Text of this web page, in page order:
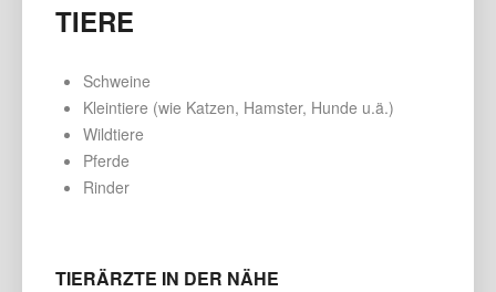
TIERE
Schweine
Kleintiere (wie Katzen, Hamster, Hunde u.ä.)
Wildtiere
Pferde
Rinder
TIERÄRZTE IN DER NÄHE